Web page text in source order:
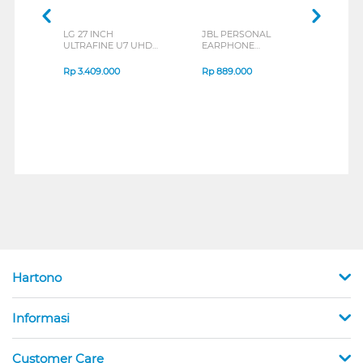
LG 27 INCH
ULTRAFINE U7 UHD
B_G3
Rp3.409.000
JBL PERSONAL
EARPHONE
SERIES
Rp889.000
Hartono
Informasi
Customer Care